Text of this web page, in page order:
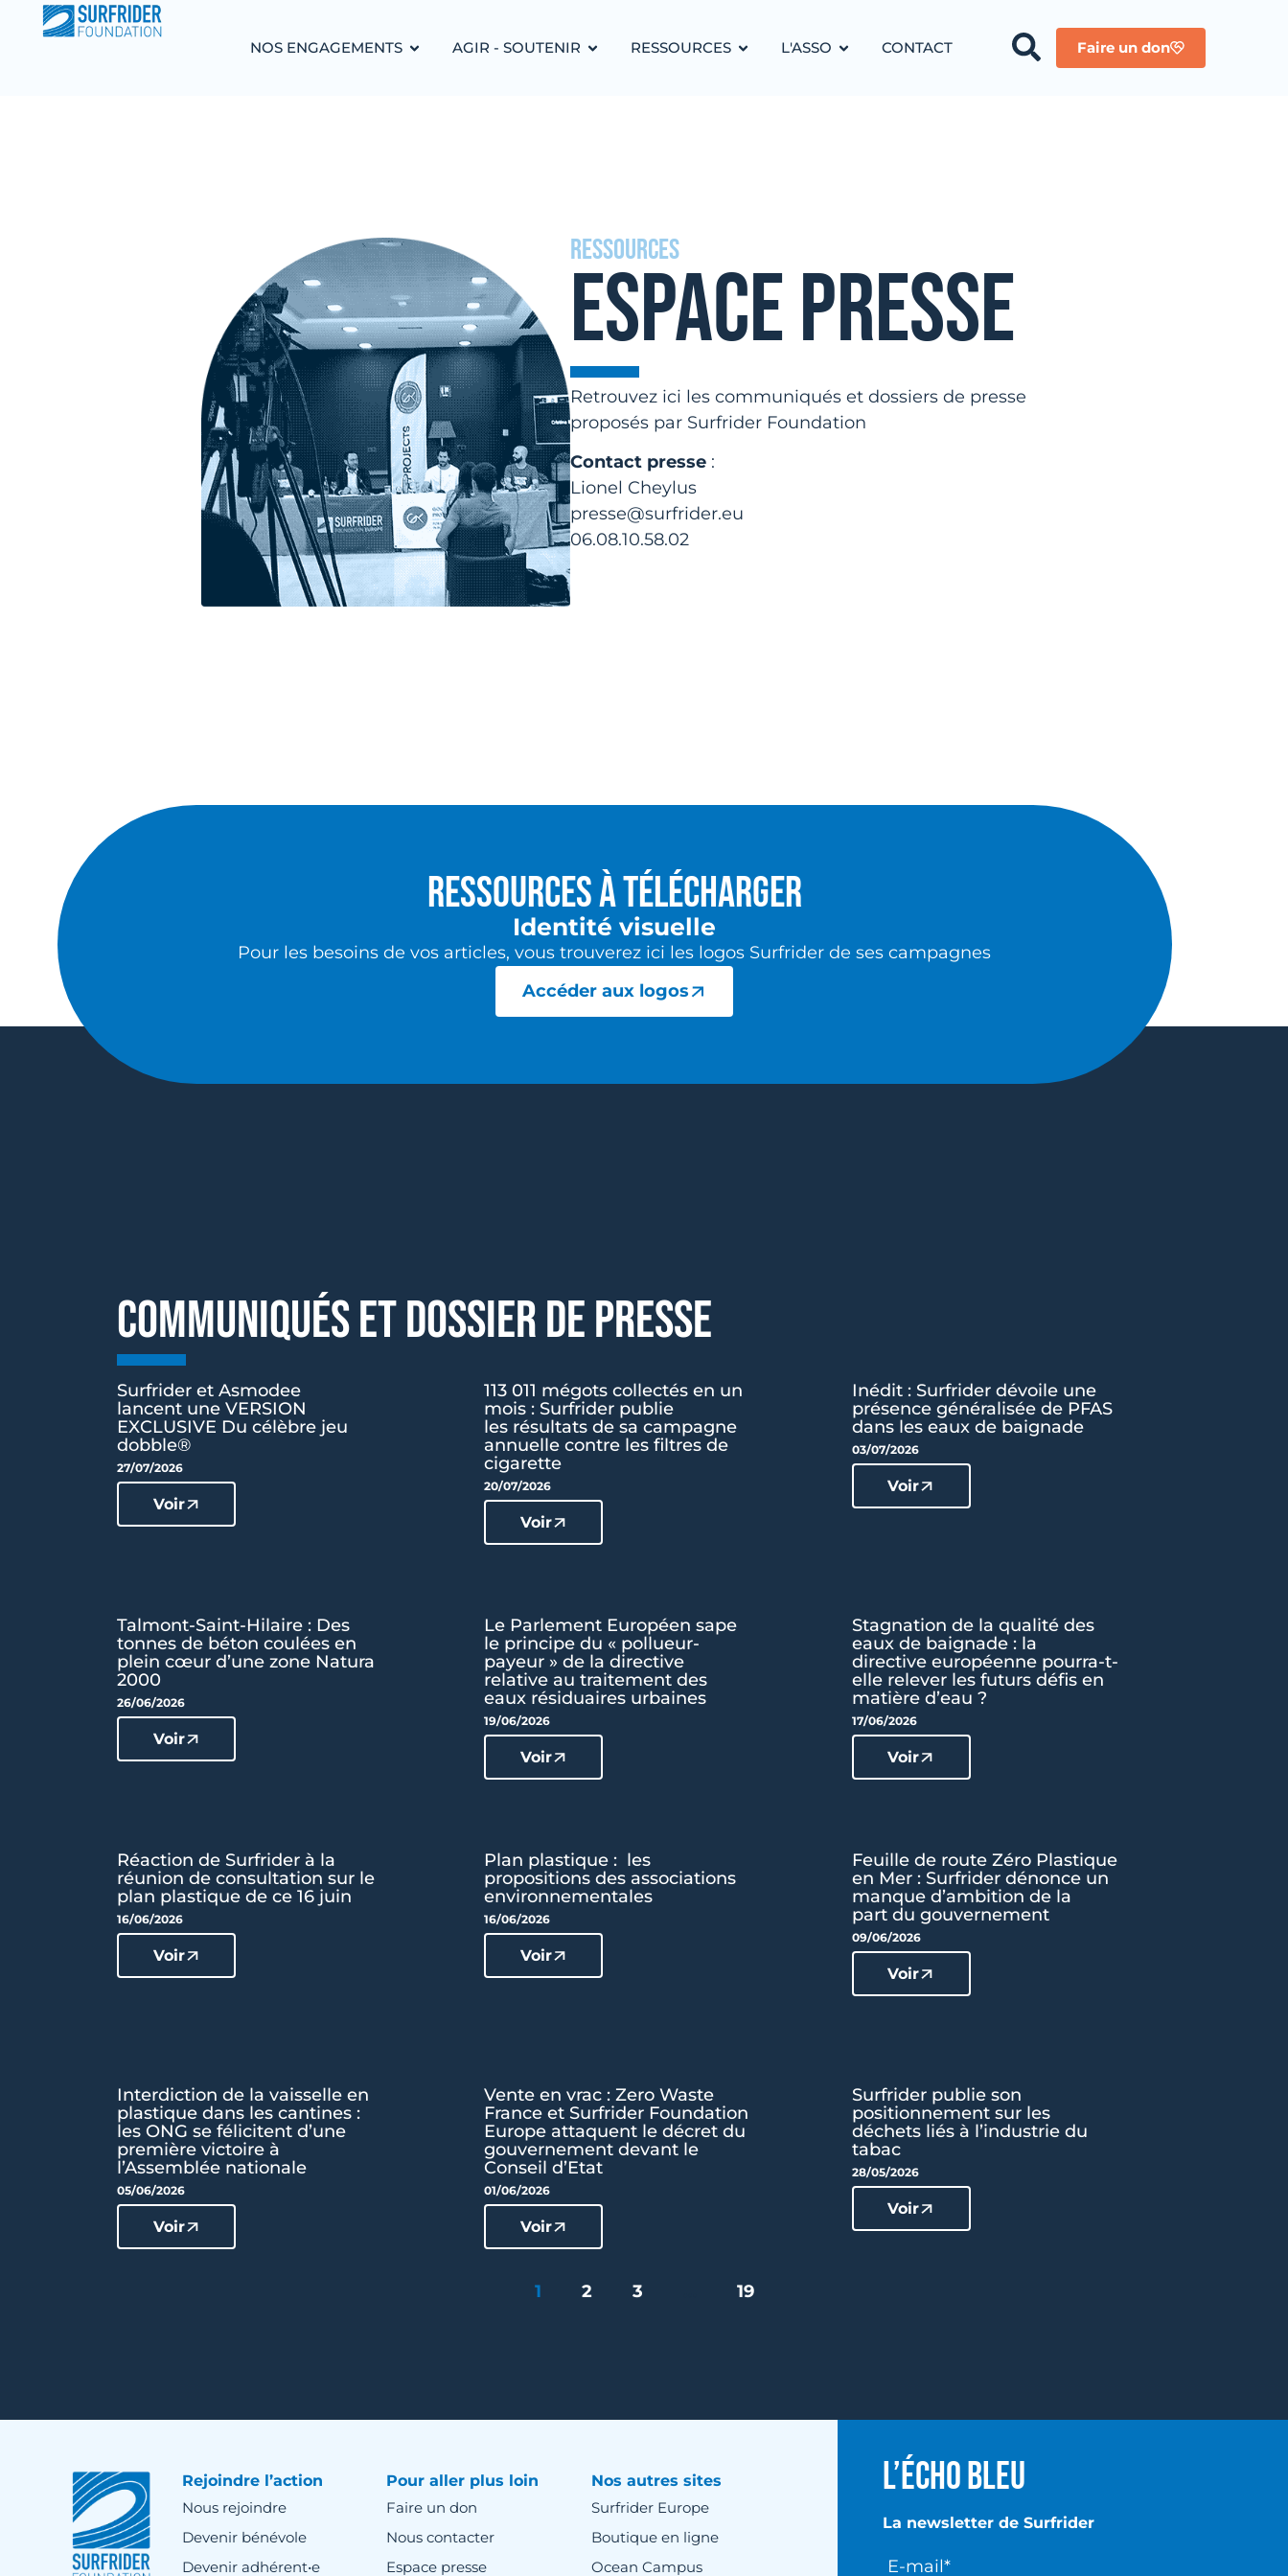
NOS ENGAGEMENTS AGIR - SOUTENIR RESSOURCES L'ASSO CONTACT Faire un don
Ressources
ESPACE PRESSE
Retrouvez ici les communiqués et dossiers de presse
proposés par Surfrider Foundation
Contact presse :
Lionel Cheylus
presse@surfrider.eu
06.08.10.58.02
Ressources à télécharger
Identité visuelle
Pour les besoins de vos articles, vous trouverez ici les logos Surfrider de ses campagnes
Accéder aux logos
COMMUNIQUÉS ET DOSSIER DE PRESSE
Surfrider et Asmodee
lancent une VERSION
EXCLUSIVE Du célèbre jeu
dobble®
27/07/2026
Voir
113 011 mégots collectés en un
mois : Surfrider publie
les résultats de sa campagne
annuelle contre les filtres de
cigarette
20/07/2026
Voir
Inédit : Surfrider dévoile une
présence généralisée de PFAS
dans les eaux de baignade
03/07/2026
Voir
Talmont-Saint-Hilaire : Des
tonnes de béton coulées en
plein cœur d’une zone Natura
2000
26/06/2026
Voir
Le Parlement Européen sape
le principe du « pollueur-
payeur » de la directive
relative au traitement des
eaux résiduaires urbaines
19/06/2026
Voir
Stagnation de la qualité des
eaux de baignade : la
directive européenne pourra-t-
elle relever les futurs défis en
matière d’eau ?
17/06/2026
Voir
Réaction de Surfrider à la
réunion de consultation sur le
plan plastique de ce 16 juin
16/06/2026
Voir
Plan plastique : les
propositions des associations
environnementales
16/06/2026
Voir
Feuille de route Zéro Plastique
en Mer : Surfrider dénonce un
manque d’ambition de la
part du gouvernement
09/06/2026
Voir
Interdiction de la vaisselle en
plastique dans les cantines :
les ONG se félicitent d’une
première victoire à
l’Assemblée nationale
05/06/2026
Voir
Vente en vrac : Zero Waste
France et Surfrider Foundation
Europe attaquent le décret du
gouvernement devant le
Conseil d’Etat
01/06/2026
Voir
Surfrider publie son
positionnement sur les
déchets liés à l’industrie du
tabac
28/05/2026
Voir
1 2 3 19
Rejoindre l’action
Nous rejoindre
Devenir bénévole
Devenir adhérent•e
Pour aller plus loin
Faire un don
Nous contacter
Espace presse
Nos autres sites
Surfrider Europe
Boutique en ligne
Ocean Campus
L’écho Bleu
La newsletter de Surfrider
E-mail*